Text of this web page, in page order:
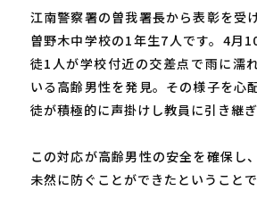
江南警察署の曽我署長から表彰を受
曽野木中学校の1年生7人です。4月
徒1人が学校付近の交差点で雨に濡
いる高齢男性を発見。その様子を心
徒が積極的に声掛けし教員に引き継ぎ
この対応が高齢男性の安全を確保し
未然に防ぐことができたということで